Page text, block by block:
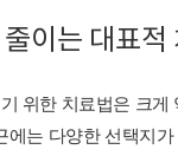
이는 대표적
위한 치료법은 크게
에는 다양한 선택지